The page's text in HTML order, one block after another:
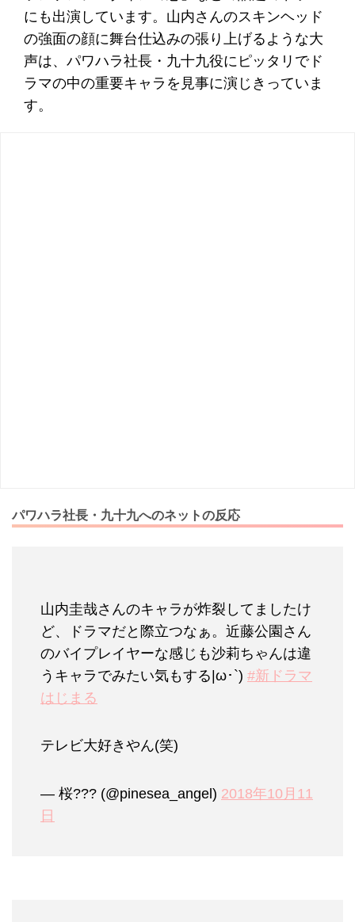
にも出演しています。山内さんのスキンヘッド
の強面の顔に舞台仕込みの張り上げるような大
声は、パワハラ社長・九十九役にピッタリでド
ラマの中の重要キャラを見事に演じきっていま
す。
パワハラ社長・九十九へのネットの反応
山内圭哉さんのキャラが炸裂してましたけ
ど、ドラマだと際立つなぁ。近藤公園さん
のバイプレイヤーな感じも沙莉ちゃんは違
うキャラでみたい気もする|ω･`) #新ドラマ
はじまる
テレビ大好きやん(笑)
— 桜??? (@pinesea_angel) 2018年10月11
日